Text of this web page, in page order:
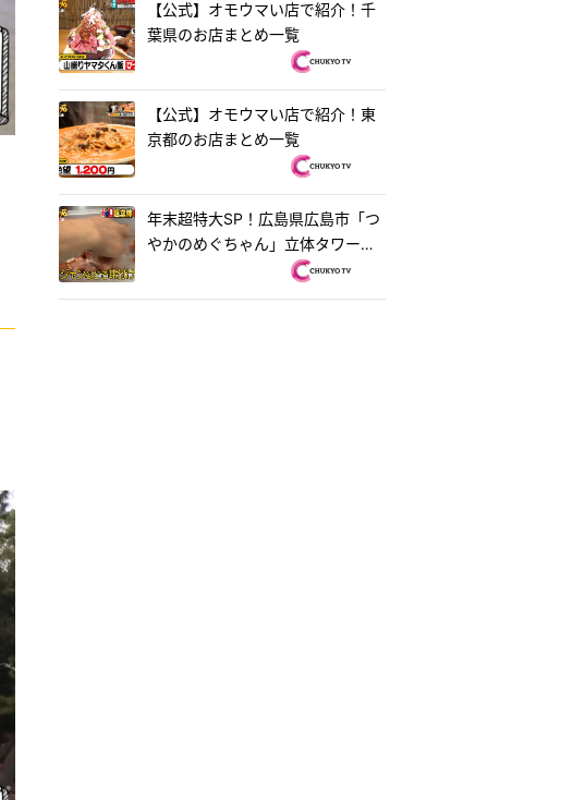
【公式】オモウマい店で紹介！千
葉県のお店まとめ一覧
【公式】オモウマい店で紹介！東
京都のお店まとめ一覧
年末超特大SP！広島県広島市「つ
やかのめぐちゃん」立体タワーお
好み焼き＆茨城県水戸市「ラーメ